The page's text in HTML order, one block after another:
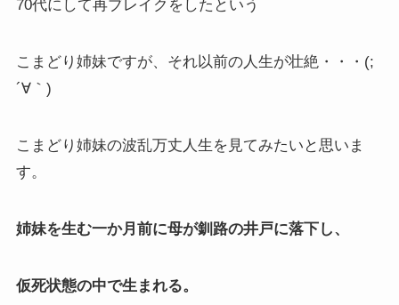
70代にして再ブレイクをしたという
こまどり姉妹ですが、それ以前の人生が壮絶・・・(;
´∀｀)
こまどり姉妹の波乱万丈人生を見てみたいと思いま
す。
姉妹を生む一か月前に母が釧路の井戸に落下し、
仮死状態の中で生まれる。